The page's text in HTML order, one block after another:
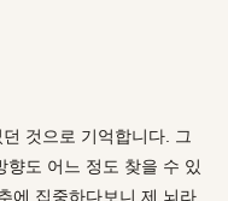
것으로 기억합니다. 그
향도 어느 정도 찾을 수 있
에 집중하다보니 제 뇌라